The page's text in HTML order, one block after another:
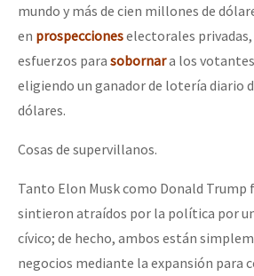
mundo y más de cien millones de
en prospeccioneselectorales
esfuerzos para sobornara los
eligiendo un ganador de lotería diario
dólares.
Cosas de supervillanos.
Tanto Elon Musk como Donald Trump
sintieron atraídos por la política por
cívico; de hecho, ambos están
negocios mediante la expansión para